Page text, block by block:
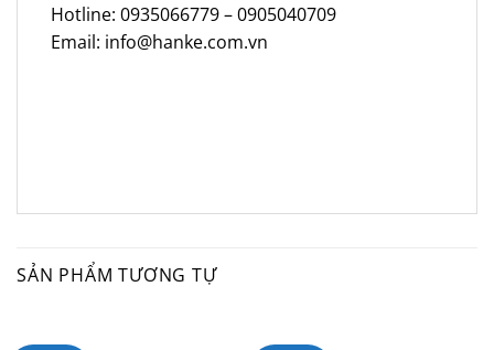
Hotline: 0935066779 – 0905040709
Email: info@hanke.com.vn
SẢN PHẨM TƯƠNG TỰ